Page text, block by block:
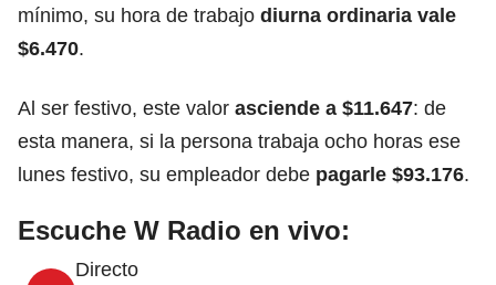
mínimo, su hora de trabajo diurna ordinaria vale
$6.470.
Al ser festivo, este valor asciende a $11.647: de
esta manera, si la persona trabaja ocho horas ese
lunes festivo, su empleador debe pagarle $93.176.
Escuche W Radio en vivo:
Directo